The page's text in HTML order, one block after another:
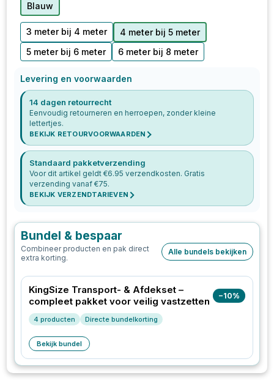
Blauw
3 meter bij 4 meter
4 meter bij 5 meter
5 meter bij 6 meter
6 meter bij 8 meter
Levering en voorwaarden
14 dagen retourrecht
Eenvoudig retourneren en herroepen, zonder kleine
lettertjes.
BEKIJK RETOURVOORWAARDEN
Standaard pakketverzending
Voor dit artikel geldt €6.95 verzendkosten. Gratis
verzending vanaf €75.
BEKIJK VERZENDTARIEVEN
Bundel & bespaar
Combineer producten en pak direct
extra korting.
Alle bundels bekijken
KingSize Transport- & Afdekset –
compleet pakket voor veilig vastzetten
−10%
4 producten Directe bundelkorting
Bekijk bundel